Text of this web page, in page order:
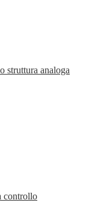
struttura analoga
controllo